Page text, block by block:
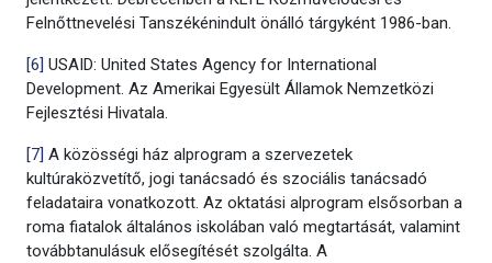
Felnőttnevelési Tanszékénindult önálló tárgyként 1986-ban.
[6] USAID: United States Agency for International
Development. Az Amerikai Egyesült Államok Nemzetközi
Fejlesztési Hivatala.
[7] A közösségi ház alprogram a szervezetek
kultúraközvetítő, jogi tanácsadó és szociális tanácsadó
feladataira vonatkozott. Az oktatási alprogram elsősorban a
roma fiatalok általános iskolában való megtartását, valamint
továbbtanulásuk elősegítését szolgálta. A